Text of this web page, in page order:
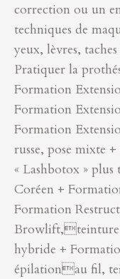
correction ou un
techniques de
yeux, lèvres,
Pratiquer la
Formation
Formation
Formation
russe, pose mixte
« Lashbotox »
Coréen +
Formation
Browlift,teinture
hybride +
épilationau fil,